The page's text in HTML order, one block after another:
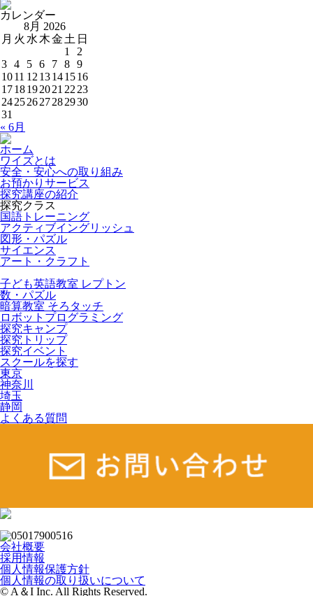
カレンダー
8月 2026
月 火 水 木金 土 日
1
2
3 4 5 6 7 8 9
1011 12 13141516
1718192021 22 23
24252627282930
31
« 6月
ホーム
ワイズとは
安全・安心への取り組み
お預かりサービス
探究講座の紹介
探究クラス
国語トレーニング
アクティブイングリッシュ
図形・パズル
サイエンス
アート・クラフト
子ども英語教室 レプトン
数・パズル
暗算教室 そろタッチ
ロボットプログラミング
探究キャンプ
探究トリップ
探究イベント
スクールを探す
東京
神奈川
埼玉
静岡
よくある質問
会社概要
採用情報
個人情報保護方針
個人情報の取り扱いについて
© A＆I Inc. All Rights Reserved.